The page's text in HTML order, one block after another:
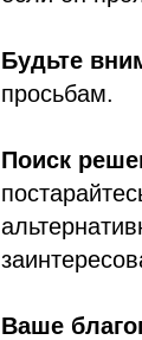
Будьте
просьбам.
Поиск
Ваше